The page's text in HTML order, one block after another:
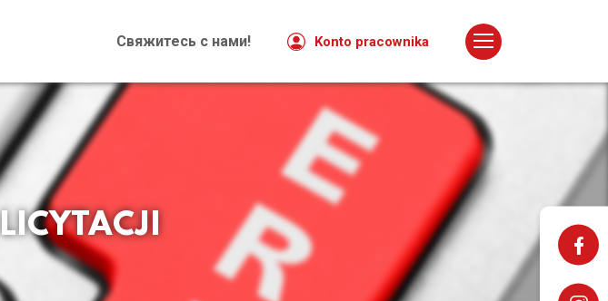
Свяжитесь с нами! Konto pracownika
Klauzula Informacyjna